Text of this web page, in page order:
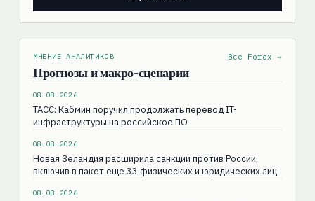
МНЕНИЕ АНАЛИТИКОВ
Прогнозы и макро-сценарии
Все Forex →
08.08.2026
ТАСС: Кабмин поручил продолжать перевод IT-
инфраструктуры на российское ПО
08.08.2026
Новая Зеландия расширила санкции против России,
включив в пакет еще 33 физических и юридических лиц
08.08.2026